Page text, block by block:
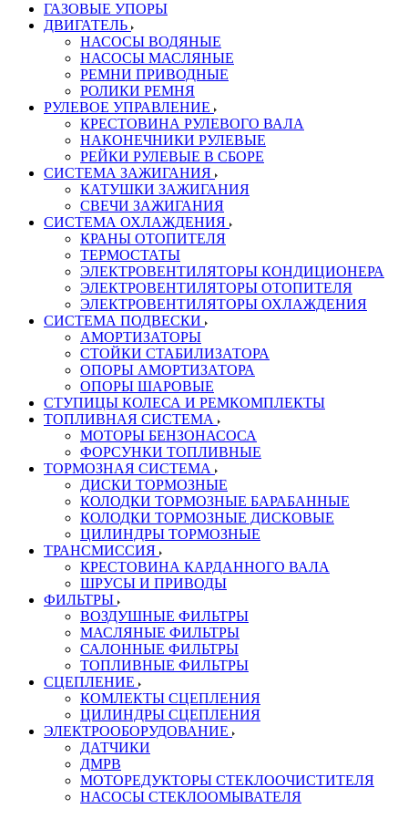
ГАЗОВЫЕ УПОРЫ
ДВИГАТЕЛЬ
НАСОСЫ ВОДЯНЫЕ
НАСОСЫ МАСЛЯНЫЕ
РЕМНИ ПРИВОДНЫЕ
РОЛИКИ РЕМНЯ
РУЛЕВОЕ УПРАВЛЕНИЕ
КРЕСТОВИНА РУЛЕВОГО ВАЛА
НАКОНЕЧНИКИ РУЛЕВЫЕ
РЕЙКИ РУЛЕВЫЕ В СБОРЕ
СИСТЕМА ЗАЖИГАНИЯ
КАТУШКИ ЗАЖИГАНИЯ
СВЕЧИ ЗАЖИГАНИЯ
СИСТЕМА ОХЛАЖДЕНИЯ
КРАНЫ ОТОПИТЕЛЯ
ТЕРМОСТАТЫ
ЭЛЕКТРОВЕНТИЛЯТОРЫ КОНДИЦИОНЕРА
ЭЛЕКТРОВЕНТИЛЯТОРЫ ОТОПИТЕЛЯ
ЭЛЕКТРОВЕНТИЛЯТОРЫ ОХЛАЖДЕНИЯ
СИСТЕМА ПОДВЕСКИ
АМОРТИЗАТОРЫ
СТОЙКИ СТАБИЛИЗАТОРА
ОПОРЫ АМОРТИЗАТОРА
ОПОРЫ ШАРОВЫЕ
СТУПИЦЫ КОЛЕСА И РЕМКОМПЛЕКТЫ
ТОПЛИВНАЯ СИСТЕМА
МОТОРЫ БЕНЗОНАСОСА
ФОРСУНКИ ТОПЛИВНЫЕ
ТОРМОЗНАЯ СИСТЕМА
ДИСКИ ТОРМОЗНЫЕ
КОЛОДКИ ТОРМОЗНЫЕ БАРАБАННЫЕ
КОЛОДКИ ТОРМОЗНЫЕ ДИСКОВЫЕ
ЦИЛИНДРЫ ТОРМОЗНЫЕ
ТРАНСМИССИЯ
КРЕСТОВИНА КАРДАННОГО ВАЛА
ШРУСЫ И ПРИВОДЫ
ФИЛЬТРЫ
ВОЗДУШНЫЕ ФИЛЬТРЫ
МАСЛЯНЫЕ ФИЛЬТРЫ
САЛОННЫЕ ФИЛЬТРЫ
ТОПЛИВНЫЕ ФИЛЬТРЫ
СЦЕПЛЕНИЕ
КОМЛЕКТЫ СЦЕПЛЕНИЯ
ЦИЛИНДРЫ СЦЕПЛЕНИЯ
ЭЛЕКТРООБОРУДОВАНИЕ
ДАТЧИКИ
ДМРВ
МОТОРЕДУКТОРЫ СТЕКЛООЧИСТИТЕЛЯ
НАСОСЫ СТЕКЛООМЫВАТЕЛЯ